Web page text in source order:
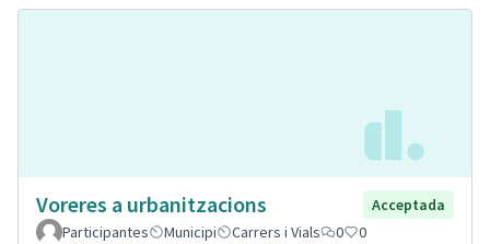
Voreres a urbanitzacions
Acceptada
Participantes
Municipi Carrers i Vials 0 0